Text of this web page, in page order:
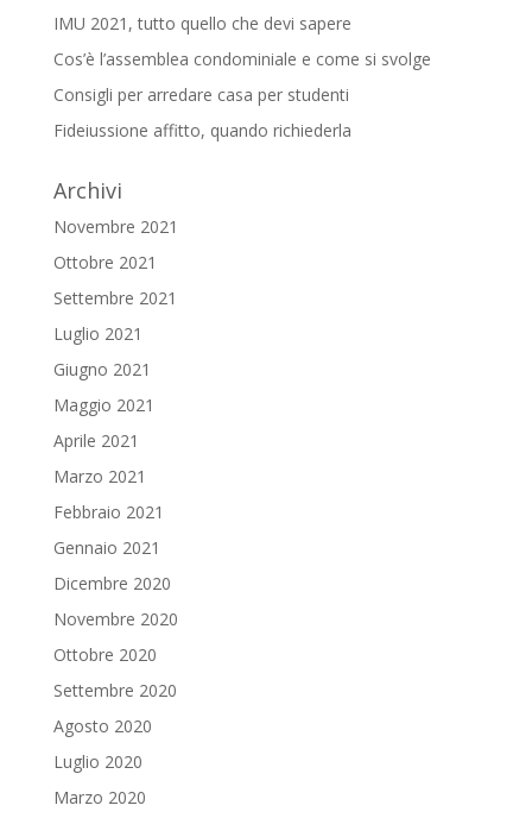
IMU 2021, tutto quello che devi sapere
Cos’è l’assemblea condominiale e come si svolge
Consigli per arredare casa per studenti
Fideiussione affitto, quando richiederla
Archivi
Novembre 2021
Ottobre 2021
Settembre 2021
Luglio 2021
Giugno 2021
Maggio 2021
Aprile 2021
Marzo 2021
Febbraio 2021
Gennaio 2021
Dicembre 2020
Novembre 2020
Ottobre 2020
Settembre 2020
Agosto 2020
Luglio 2020
Marzo 2020